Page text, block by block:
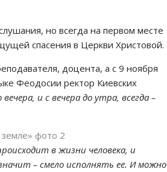
но всегда на первом месте
спасения в Церкви Христовой.
доцента, а с 9 ноября
Феодосии ректор Киевских
и с вечера до утра, всегда –
в жизни человека, и
– смело исполнять ее. И можно